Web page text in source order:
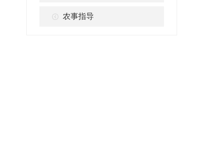
农事指导